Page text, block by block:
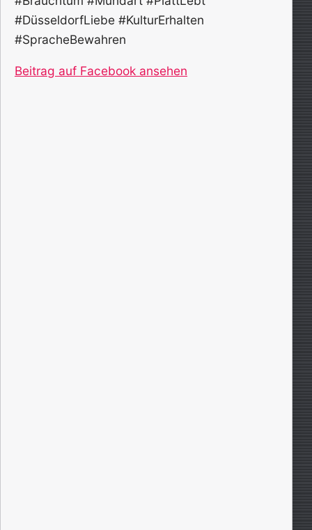
#DüsseldorfLiebe #KulturErhalten
#SpracheBewahren
Beitrag auf Facebook ansehen